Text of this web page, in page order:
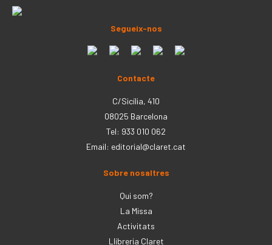
Segueix-nos
Contacte
C/Sicília, 410
08025 Barcelona
Tel: 933 010 062
Email: editorial@claret.cat
Sobre nosaltres
Qui som?
La Missa
Activitats
Llibreria Claret